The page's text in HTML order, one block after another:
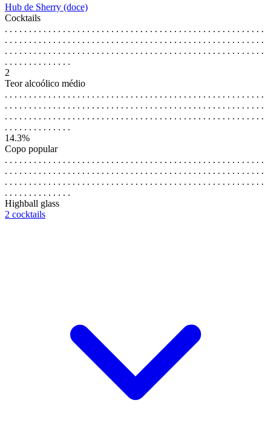
Hub de Sherry (doce)
Cocktails
. . . . . . . . . . . . . . . . . . . . . . . . . . . . . . . . . . . . . . . . . . . . . . . . . . . . . .
. . . . . . . . . . . . . . . . . . . . . . . . . . . . . . . . . . . . . . . . . . . . . . . . . . . . . .
. . . . . . . . . . . . . . . . . . . . . . . . . . . . . . . . . . . . . . . . . . . . . . . . . . . . . .
. . . . . . . . . . . . . .
2
Teor alcoólico médio
. . . . . . . . . . . . . . . . . . . . . . . . . . . . . . . . . . . . . . . . . . . . . . . . . . . . . .
. . . . . . . . . . . . . . . . . . . . . . . . . . . . . . . . . . . . . . . . . . . . . . . . . . . . . .
. . . . . . . . . . . . . . . . . . . . . . . . . . . . . . . . . . . . . . . . . . . . . . . . . . . . . .
. . . . . . . . . . . . . .
14.3%
Copo popular
. . . . . . . . . . . . . . . . . . . . . . . . . . . . . . . . . . . . . . . . . . . . . . . . . . . . . .
. . . . . . . . . . . . . . . . . . . . . . . . . . . . . . . . . . . . . . . . . . . . . . . . . . . . . .
. . . . . . . . . . . . . . . . . . . . . . . . . . . . . . . . . . . . . . . . . . . . . . . . . . . . . .
. . . . . . . . . . . . . .
Highball glass
2 cocktails